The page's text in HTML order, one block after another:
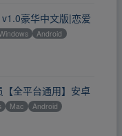
v1.0豪华中文版|恋爱
Android
全平台通用】安卓
Mac
Android